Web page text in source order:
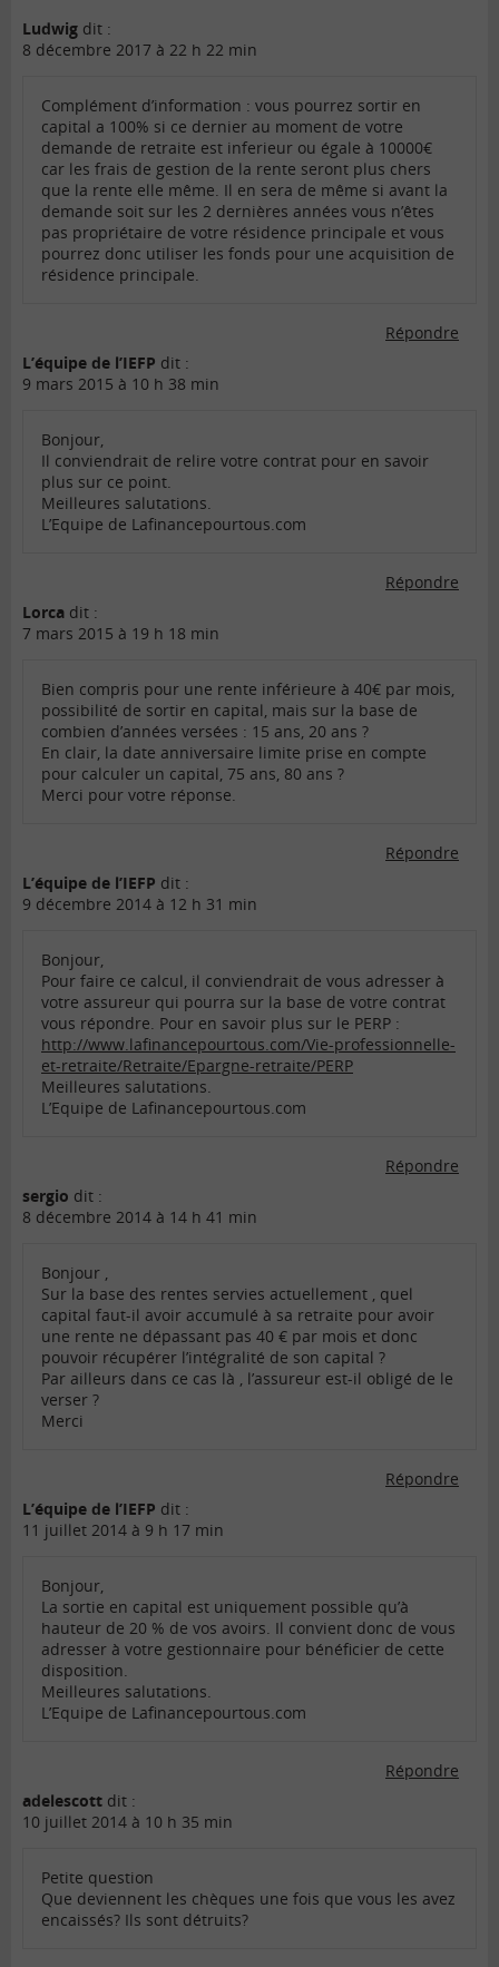
Ludwig dit :
8 décembre 2017 à 22 h 22 min
Complément d’information : vous pourrez sortir en
capital a 100% si ce dernier au moment de votre
demande de retraite est inferieur ou égale à 10000€
car les frais de gestion de la rente seront plus chers
que la rente elle même. Il en sera de même si avant la
demande soit sur les 2 dernières années vous n’êtes
pas propriétaire de votre résidence principale et vous
pourrez donc utiliser les fonds pour une acquisition de
résidence principale.
Répondre
L’équipe de l’IEFP dit :
9 mars 2015 à 10 h 38 min
Bonjour,
Il conviendrait de relire votre contrat pour en savoir
plus sur ce point.
Meilleures salutations.
L’Equipe de Lafinancepourtous.com
Répondre
Lorca dit :
7 mars 2015 à 19 h 18 min
Bien compris pour une rente inférieure à 40€ par mois,
possibilité de sortir en capital, mais sur la base de
combien d’années versées : 15 ans, 20 ans ?
En clair, la date anniversaire limite prise en compte
pour calculer un capital, 75 ans, 80 ans ?
Merci pour votre réponse.
Répondre
L’équipe de l’IEFP dit :
9 décembre 2014 à 12 h 31 min
Bonjour,
Pour faire ce calcul, il conviendrait de vous adresser à
votre assureur qui pourra sur la base de votre contrat
vous répondre. Pour en savoir plus sur le PERP :
http://www.lafinancepourtous.com/Vie-professionnelle-
et-retraite/Retraite/Epargne-retraite/PERP
Meilleures salutations.
L’Equipe de Lafinancepourtous.com
Répondre
sergio dit :
8 décembre 2014 à 14 h 41 min
Bonjour ,
Sur la base des rentes servies actuellement , quel
capital faut-il avoir accumulé à sa retraite pour avoir
une rente ne dépassant pas 40 € par mois et donc
pouvoir récupérer l’intégralité de son capital ?
Par ailleurs dans ce cas là , l’assureur est-il obligé de le
verser ?
Merci
Répondre
L’équipe de l’IEFP dit :
11 juillet 2014 à 9 h 17 min
Bonjour,
La sortie en capital est uniquement possible qu’à
hauteur de 20 % de vos avoirs. Il convient donc de vous
adresser à votre gestionnaire pour bénéficier de cette
disposition.
Meilleures salutations.
L’Equipe de Lafinancepourtous.com
Répondre
adelescott dit :
10 juillet 2014 à 10 h 35 min
Petite question
Que deviennent les chèques une fois que vous les avez
encaissés? Ils sont détruits?